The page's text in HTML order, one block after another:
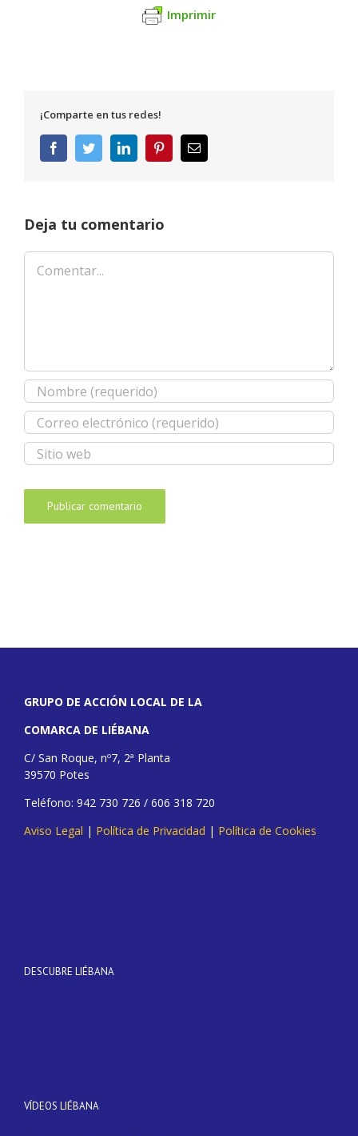
Imprimir
¡Comparte en tus redes!
FacebookTwitterLinkedInPinterestCorreo
electrónico
Deja tu comentario
Comentar
GRUPO DE ACCIÓN LOCAL DE LA
COMARCA DE LIÉBANA
C/ San Roque, nº7, 2ª Planta
39570 Potes
Teléfono: 942 730 726 / 606 318 720
Aviso Legal | Política de Privacidad | Política de Cookies
DESCUBRE LIÉBANA
VÍDEOS LIÉBANA